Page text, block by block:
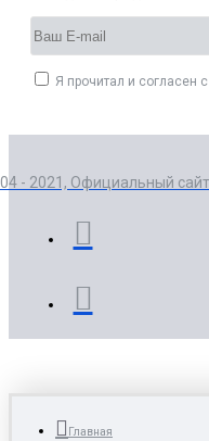
Я прочитал и согласен
- 2021, Официальный
Главная